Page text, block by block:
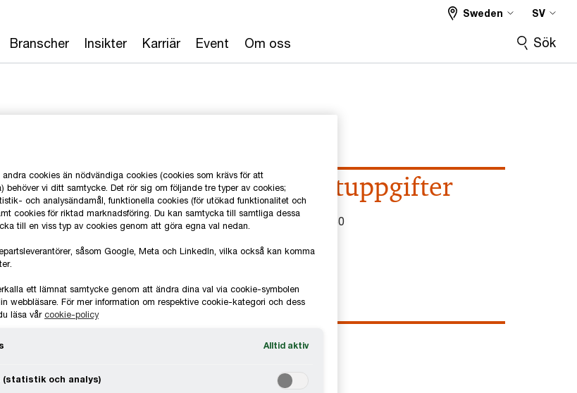
Branscher Insikter Karriär Event Om oss
Sweden SV
Sök
Sverige
Kontaktuppgifter
Tel0709-29 20 50
Email
cookies än nödvändiga cookies (cookies som krävs för att
behöver vi ditt samtycke. Det rör sig om följande tre typer av cookies;
och analysändamål, funktionella cookies (för utökad funktionalitet och
cookies för riktad marknadsföring. Du kan samtycka till samtliga dessa
till en viss typ av cookies genom att göra egna val nedan.
såsom Google, Meta och LinkedIn, vilka också kan komma
ett lämnat samtycke genom att ändra dina val via cookie-symbolen
webbläsare. För mer information om respektive cookie-kategori och dess
läsa vårcookie-policy
Alltid aktiv
och analys)